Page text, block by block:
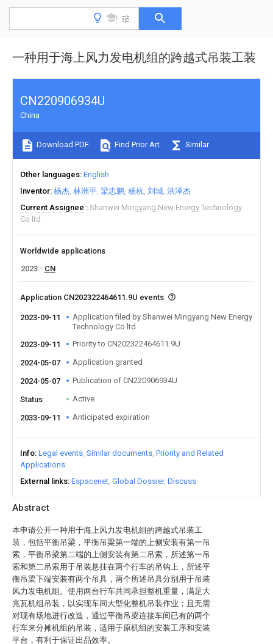
一种用于海上风力发电机组的跨越式吊装工装
Abstract
本申请公开一种用于海上风力发电机组的跨越式吊装工
装，包括平衡吊梁，平衡吊梁第一端的上侧安装有第一吊
索，平衡吊梁第二端的上侧安装有第二吊索，所述第一吊
索和第二吊索用于吊装悬挂在两个行车的吊钩上，所述平
衡吊梁下端安装有两个吊具，两个所述吊具分别用于吊装
风力发电机组。使用两台行车共同承担整机重量，满足大
兆瓦机组吊装，以实现车间大型化整机吊装作业；且无需
对现有场地进行改造，通过平衡吊梁连接车间已有的两个
行车来分摊机组的吊装，适用于原机组的安装工序和安装
平台，有利于保证出品效率。
CN220906934U
China
Download PDF Find Prior Art Similar
Other languages English
Inventor 杨杰 林洲平 梁志鹏 杨杭 刘城 洪泽杰
Current Assignee
Shanwei Mingyang New Energy Technology
Co ltd
Worldwide applications
2023
CN
Application CN202322464611.9U events
2023-09-11
Application filed by Shanwei Mingyang New Energy
Technology Co ltd
2023-09-11
Priority to CN202322464611.9U
2024-05-07 Application granted
2024-05-07 Publication of CN220906934U
Status Active
2033-09-11 Anticipated expiration
Info Legal events Similar documents Priority and Related
Applications
External links Espacenet Global Dossier Discuss